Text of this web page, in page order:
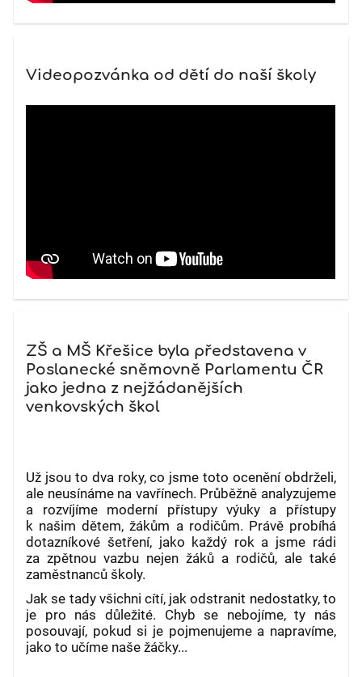
Videopozvánka od dětí do naší školy
ZŠ a MŠ Křešice byla představena v
Poslanecké sněmovně Parlamentu ČR
jako jedna z nejžádanějších
venkovských škol
Už jsou to dva roky, co jsme toto ocenění obdrželi,
ale neusínáme na vavřínech. Průběžně analyzujeme
a rozvíjíme moderní přístupy výuky a přístupy
k našim dětem, žákům a rodičům. Právě probíhá
dotazníkové šetření, jako každý rok a jsme rádi
za zpětnou vazbu nejen žáků a rodičů, ale také
zaměstnanců školy.
Jak se tady všichni cítí, jak odstranit nedostatky, to
je pro nás důležité. Chyb se nebojíme, ty nás
posouvají, pokud si je pojmenujeme a napravíme,
jako to učíme naše žáčky...